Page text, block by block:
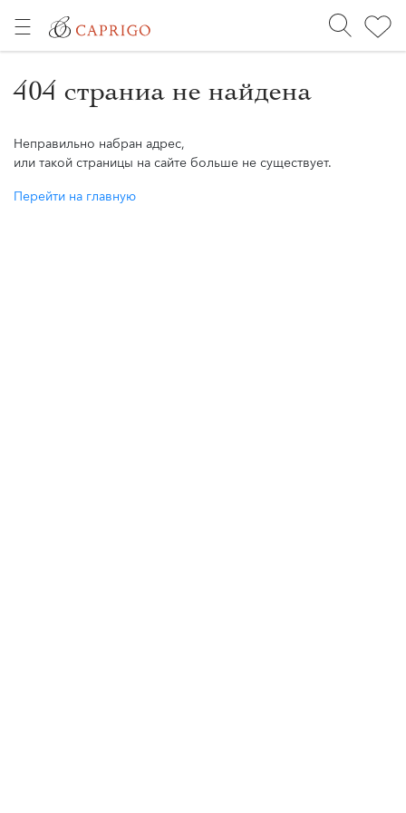
404 страниа не найдена
Неправильно набран адрес,
или такой страницы на сайте больше не существует.
Перейти на главную